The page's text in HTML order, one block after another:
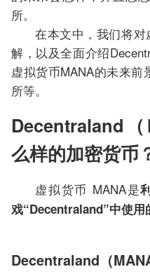
所。
在本文中，我们将
解，以及全面介绍
虚拟货币MANA的未来
所等。
Decentraland
么样的加密货币
虚拟货币 MANA是
戏“Decentraland”中使用
Decentraland（